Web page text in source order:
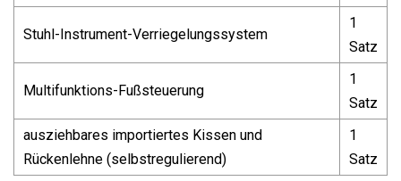
Stuhl-Instrument-Verriegelungssystem
1
Satz
Multifunktions-Fußsteuerung
1
Satz
ausziehbares importiertes Kissen und
Rückenlehne (selbstregulierend)
1
Satz